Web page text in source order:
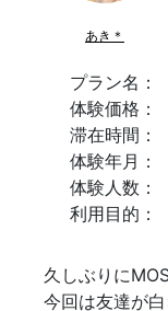
あき＊
プラン名：
体験価格：
滞在時間：
体験年月：
体験人数：
利用目的：
久しぶりに
今回は友達が